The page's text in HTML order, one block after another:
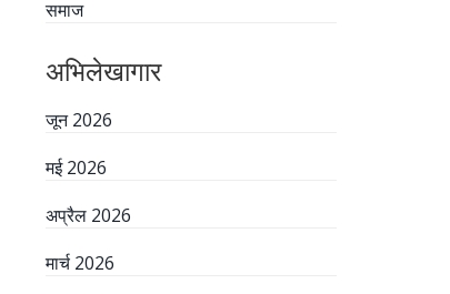
समाज
अभिलेखागार
जून 2026
मई 2026
अप्रैल 2026
मार्च 2026